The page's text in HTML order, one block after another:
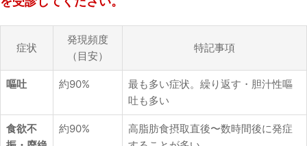
症状
発現頻度
（目安）
特記事項
嘔吐 約90%
最も多い症状。繰り返す・胆汁性嘔
吐も多い
食欲不
約90%
高脂肪食摂取直後〜数時間後に発症